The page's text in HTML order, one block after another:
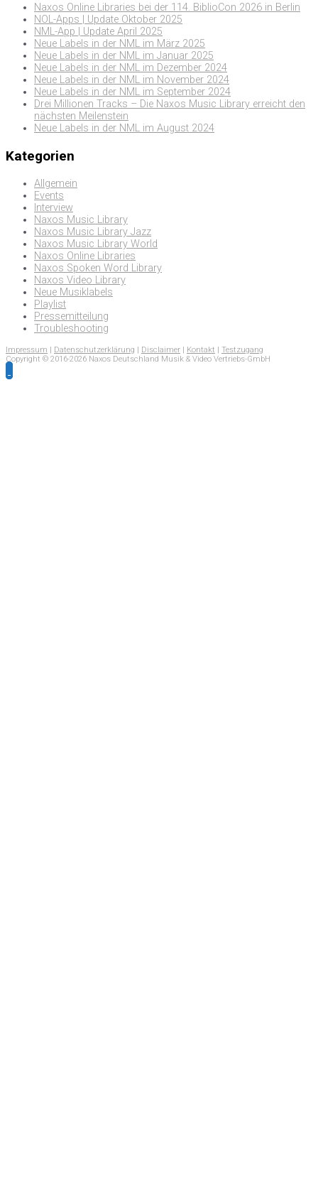
Naxos Online Libraries bei der 114. BiblioCon 2026 in Berlin
NOL-Apps | Update Oktober 2025
NML-App | Update April 2025
Neue Labels in der NML im März 2025
Neue Labels in der NML im Januar 2025
Neue Labels in der NML im Dezember 2024
Neue Labels in der NML im November 2024
Neue Labels in der NML im September 2024
Drei Millionen Tracks – Die Naxos Music Library erreicht den
nächsten Meilenstein
Neue Labels in der NML im August 2024
Kategorien
Allgemein
Events
Interview
Naxos Music Library
Naxos Music Library Jazz
Naxos Music Library World
Naxos Online Libraries
Naxos Spoken Word Library
Naxos Video Library
Neue Musiklabels
Playlist
Pressemitteilung
Troubleshooting
Impressum | Datenschutzerklärung | Disclaimer | Kontakt | Testzugang
Copyright © 2016-2026 Naxos Deutschland Musik & Video Vertriebs-GmbH